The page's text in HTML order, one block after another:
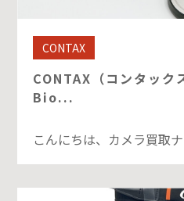
CONTAX
CONTAX（コンタッ
Bio...
こんにちは、カメラ買取ナ